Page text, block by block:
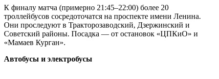
К финалу матча (примерно 21:45–22:00) более 20
троллейбусов сосредоточатся на проспекте имени Ленина.
Они проследуют в Тракторозаводский, Дзержинский и
Советский районы. Посадка — от остановок «ЦПКиО» и
«Мамаев Курган».
Автобусы и электробусы